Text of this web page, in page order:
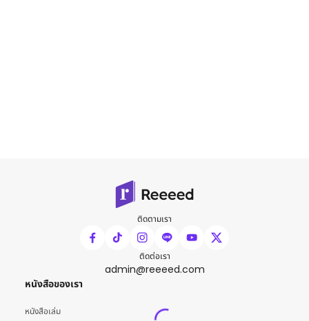
ติดตามเรา
ติดต่อเรา
admin@reeeed.com
หนังสือของเรา
หนังสือเล่ม